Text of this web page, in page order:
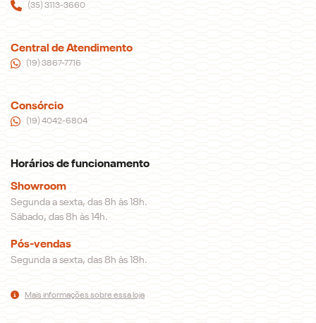
(35) 3113-3660
Central de Atendimento
(19) 3867-7716
Consórcio
(19) 4042-6804
Horários de funcionamento
Showroom
Segunda a sexta, das 8h às 18h.
Sábado, das 8h às 14h.
Pós-vendas
Segunda a sexta, das 8h às 18h.
Mais informações sobre essa loja